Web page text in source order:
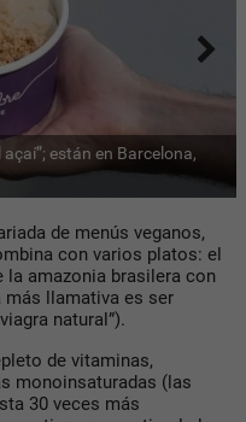
están en Barcelona,
de menús veganos,
con varios platos: el
la amazonia brasilera con
llamativa es ser
natural”).
de vitaminas,
monoinsaturadas (las
30 veces más